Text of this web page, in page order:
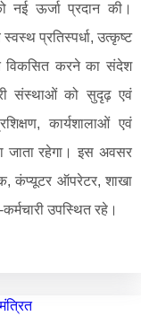
नई ऊर्जा प्रदान की।
प्रतिस्पर्धा, उत्कृष्ट
विकसित करने का संदेश
संस्थाओं को सुदृढ़ एवं
कार्यशालाओं एवं
जाता रहेगा। इस अवसर
कंप्यूटर ऑपरेटर, शाखा
उपस्थित रहे।